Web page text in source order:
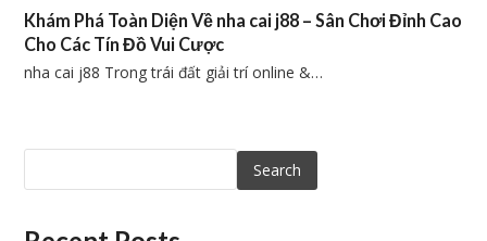
Khám Phá Toàn Diện Về nha cai j88 – Sân Chơi Đỉnh Cao
Cho Các Tín Đồ Vui Cược
nha cai j88 Trong trái đất giải trí online &…
Search